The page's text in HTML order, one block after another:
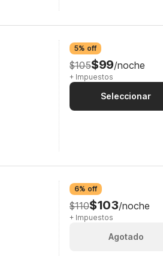
5% off
$105$99/noche
+ Impuestos
Seleccionar
6% off
$110$103/noche
+ Impuestos
Agotado